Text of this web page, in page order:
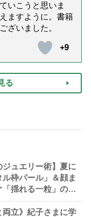
いこうと思いま
ますように。書籍
ざいました。
+9
る
ジュエリー術】夏に
ル枠パール」＆顔ま
「揺れる一粒」の使
両立》紀子さまに学